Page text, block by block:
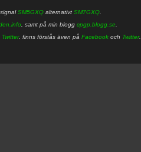
SM5GXQ alternativt SM7GXQ
, samt på min blogg cpgp.blogg.se
Twitter. finns förstås även på Facebook och Twitter.